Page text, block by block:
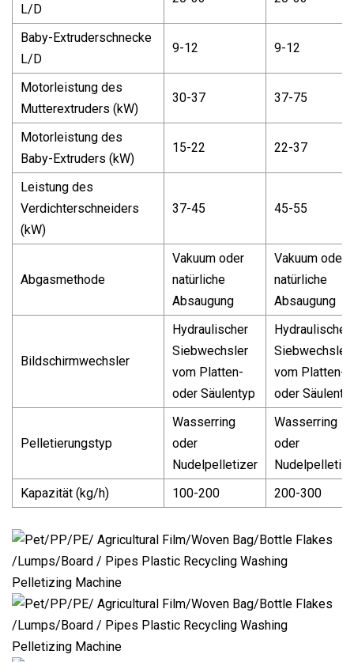
L/D
Baby-Extruderschnecke
L/D
9-12 9-12
Motorleistung des
Mutterextruders (kW)
30-37 37-75
Motorleistung des
Baby-Extruders (kW)
15-22 22-37
Leistung des
Verdichterschneiders
(kW)
37-45 45-55
Abgasmethode
Vakuum oder
natürliche
Absaugung
Vakuum oder
natürliche
Absaugung
Bildschirmwechsler
Hydraulischer
Siebwechsler
vom Platten-
oder Säulentyp
Hydraulischer
Siebwechsler
vom Platten-
oder
Pelletierungstyp
Wasserring
oder
Nudelpelletizer
Wasserring
oder
Kapazität (kg/h)
100-200 200-300